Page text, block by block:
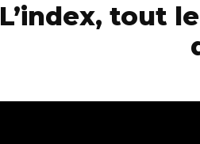
L’index, tout